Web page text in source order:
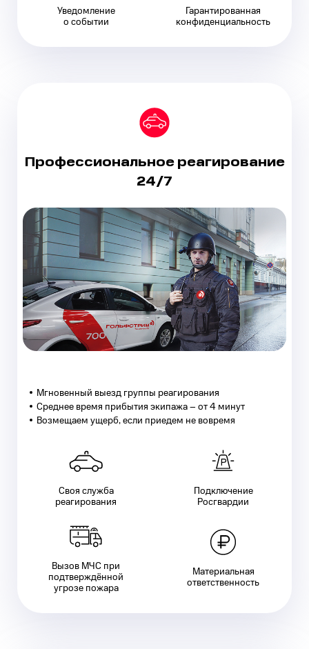
Уведомление
о событии
Гарантированная
конфиденциальность
Профессиональное реагирование
24/7
Мгновенный выезд группы реагирования
Среднее время прибытия экипажа – от 4 минут
Возмещаем ущерб, если приедем не вовремя
Своя служба
реагирования
Подключение
Росгвардии
Вызов МЧС при
подтверждённой
угрозе пожара
Материальная
ответственность